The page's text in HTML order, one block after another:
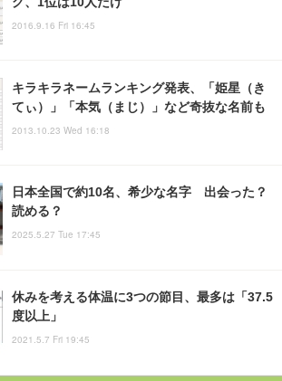
2016.9.16 Fri 16:45
キラキラネームランキング発表、「姫星（き
てぃ）」「本気（まじ）」など奇抜な名前も
2013.10.23 Wed 16:18
日本全国で約10名、希少な名字 出会った？
読める？
2025.5.27 Tue 17:45
休みを考える体温に3つの節目、最多は「37.5
度以上」
2021.5.7 Fri 19:45